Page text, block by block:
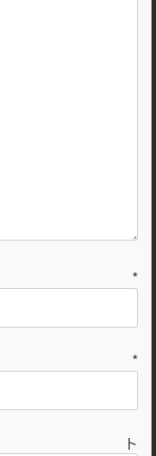
*
*
ト